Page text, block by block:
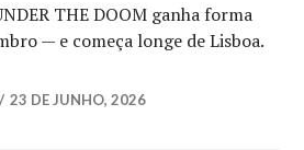
THE DOOM ganha forma
— e começa longe de Lisboa.
THE DOOM: Noite de ‘warm
23 DE JUNHO, 2026